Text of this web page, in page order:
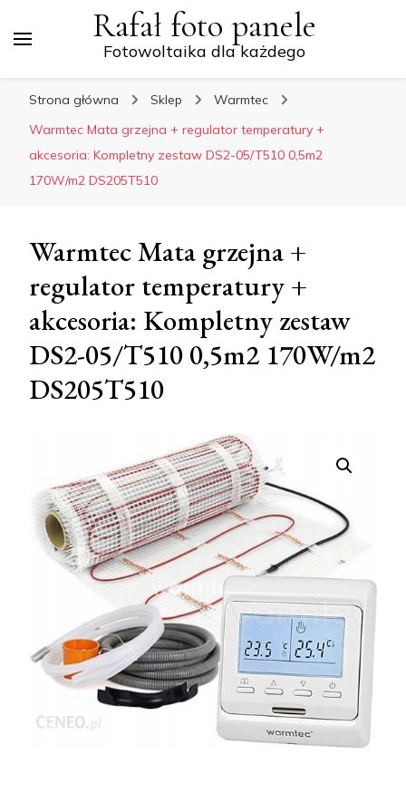
Rafał foto panele
Fotowoltaika dla każdego
Strona główna Sklep
Warmtec
Warmtec Mata grzejna + regulator temperatury +
akcesoria: Kompletny zestaw DS2-05/T510 0,5m2
170W/m2 DS205T510
Warmtec Mata grzejna +
regulator temperatury +
akcesoria: Kompletny zestaw
DS2-05/T510 0,5m2 170W/m2
DS205T510